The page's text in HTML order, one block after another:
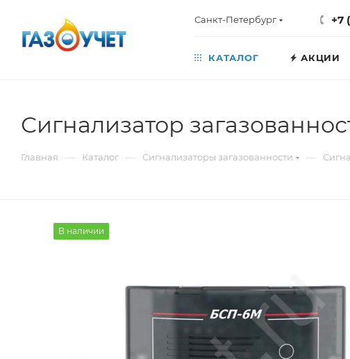
Санкт-Петербург +7
КАТАЛОГ АКЦИИ
Сигнализатор
Главная — Каталог — Сигнализаторы загазованности —
В наличии